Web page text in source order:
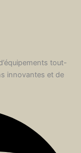
tout-
innovantes et de